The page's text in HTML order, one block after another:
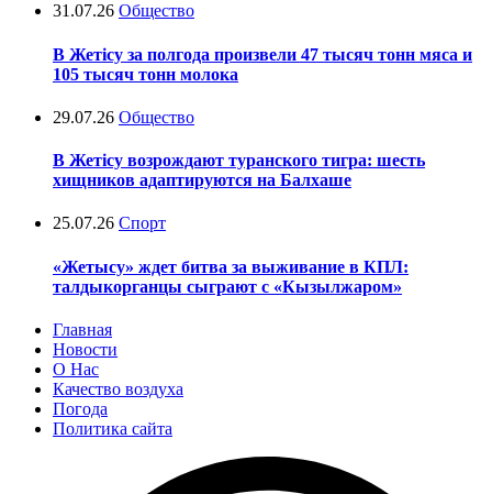
31.07.26 Общество
В Жетісу за полгода произвели 47 тысяч тонн мяса и
105 тысяч тонн молока
29.07.26 Общество
В Жетісу возрождают туранского тигра: шесть
хищников адаптируются на Балхаше
25.07.26 Спорт
«Жетысу» ждет битва за выживание в КПЛ:
талдыкорганцы сыграют с «Кызылжаром»
Главная
Новости
О Нас
Качество воздуха
Погода
Политика сайта